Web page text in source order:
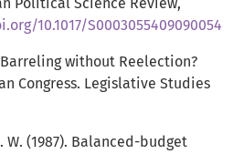
Political Science Review,
10.1017/S0003055409090054
Barreling without Reelection?
Congress. Legislative Studies
W. (1987). Balanced-budget